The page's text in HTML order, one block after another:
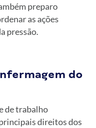
preparo
as ações
pressão.
do
de trabalho
direitos dos